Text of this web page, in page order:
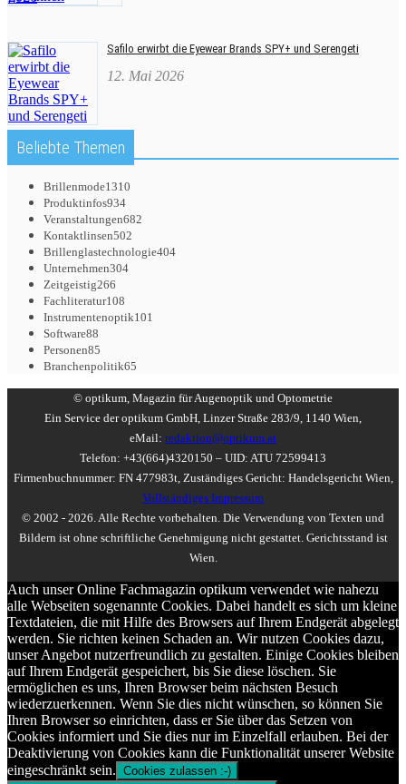
Safilo erwirbt die Eyewear Brands SPY+ und Serengeti
12. Mai 2026
Beliebte Themen
Brillenmode1310
Produktinfos934
Veranstaltungen682
Kontaktlinsen502
Brillenglastechnologie404
Unternehmen304
Zeitgeistig266
Fachliteratur108
Instrumentenoptik101
Software88
Personen85
Branchenpolitik65
© optikum, Magazin für Augenoptik und Optometrie
Ein Service der optikum GmbH, Linzer Straße 283/9, 1140 Wien,
eMail: redaktion@optikum.at
Telefon: +43(664)4320150 – UID: ATU 72599413
Firmenbuchnummer: FN 477983t, Zuständiges Gericht: Handelsgericht Wien,
Vollständiges Impressum
© 2002 - 2026. Alle Rechte vorbehalten. Die Verwendung von Texten und
Bildern ist ohne schriftliche Genehmigung nicht gestattet. Gerichtsstand ist
Wien.
Auch unser Online Fachmagazin optikum verwendet wie nahezu
alle Webseiten sogenannte Cookies. Dabei handelt es sich um kleine
Textdateien, die mit Hilfe des Browsers auf Ihrem Endgerät abgelegt
werden. Sie richten keinen Schaden an. Wir nutzen Cookies dazu,
unser Angebot nutzerfreundlich zu gestalten. Einige Cookies bleiben
auf Ihrem Endgerät gespeichert, bis Sie diese löschen. Sie
ermöglichen es uns, Ihren Browser beim nächsten Besuch
wiederzuerkennen. Wenn Sie dies nicht wünschen, so können Sie
Ihren Browser so einrichten, dass er Sie über das Setzen von
Cookies informiert und Sie dies nur im Einzelfall erlauben. Bei der
Deaktivierung von Cookies kann die Funktionalität unserer Website
eingeschränkt sein. Cookies zulassen :-)